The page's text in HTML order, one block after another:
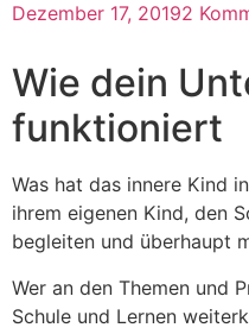
Dezember 17, 20192
Wie dein
funktioniert
Was hat das innere Kind
ihrem eigenen Kind, den
begleiten und überhaupt
Wer an den Themen und
Schule und Lernen